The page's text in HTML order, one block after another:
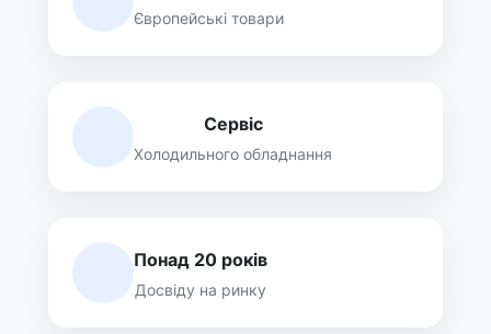
Європейські товари
Сервіс
Холодильного обладнання
Понад 20 років
Досвіду на ринку